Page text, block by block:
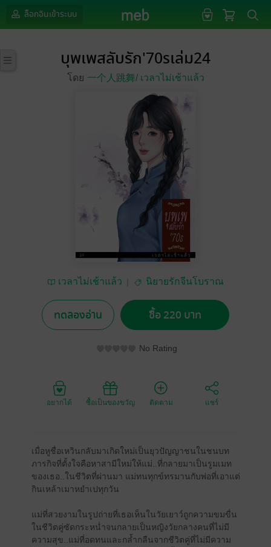
ล็อกอินเข้าระบบ
บุพเพสลับรัก'70sเล่ม24
โดย 一个人跳舞/ เวลาไม่เช้าแล้ว
เวลาไม่เช้าแล้ว นิยายรักจีนโบราณ
ทดลองอ่าน ซื้อ 220 บาท
No Rating
อยากได้ ซื้อเป็นของขวัญ ติดตาม แชร์
เมื่อหูชื่อเหวินกลับมาเกิดใหม่เป็นยุวปัญญาชนในชนบท
ภารกิจที่ตั้งใจคือหาสามีใหม่ให้แม่..ที่กลายมาเป็นรูมเมท
ของเธอ..ในชีวิตที่ผ่านมา แม่ทนทุกข์ทรมานกับพ่อที่เอาแต่
กินเหล้าเมาหยำเปทุกวัน
แม่ที่สวยงามในรูปถ่ายที่เธอเห็นในวัยเยาว์ถูกความขมขื่น
ในชีวิตคู่ซัดกระหน่ำจนกลายเป็นหญิงวัยกลางคนที่ไม่มี
ความสุข..แม่ที่อดทนและกล้ำกลืนจากชีวิตคู่ที่ไม่มีความ